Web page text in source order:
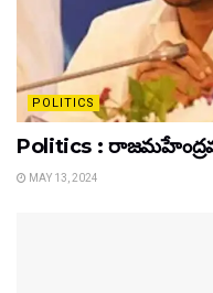
POLITICS
Politics :
MAY 13, 2024